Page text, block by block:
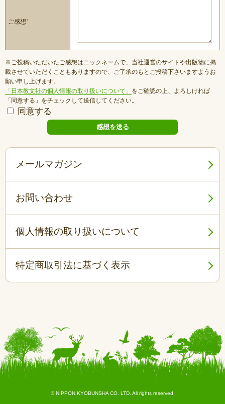
ご感想*
※ご投稿いただいたご感想はニックネームで、当社運営のサイトや出版物に掲
載させていただくこともありますので、ご了承のもとご投稿下さいますようお
願い申し上げます。
「日本教文社の個人情報の取り扱いについて」 をご確認の上、よろしければ
「同意する」をチェックして送信してください。
同意する
メールマガジン
お問い合わせ
個人情報の取り扱いについて
特定商取引法に基づく表示
© NIPPON KYOBUNSHA CO. LTD. All rights reserved.